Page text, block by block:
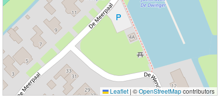
Leaflet | ©OpenStreetMapcontributors